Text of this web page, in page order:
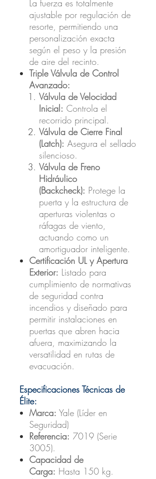
La fuerza es totalmente
ajustable por regulación de
resorte, permitiendo una
personalización exacta
según el peso y la presión
de aire del recinto.
Triple Válvula de Control
Avanzado:
Válvula de Velocidad
Inicial: Controla el
recorrido principal.
Válvula de Cierre Final
(Latch): Asegura el sellado
silencioso.
Válvula de Freno
Hidráulico
(Backcheck): Protege la
puerta y la estructura de
aperturas violentas o
ráfagas de viento,
actuando como un
amortiguador inteligente.
Certificación UL y Apertura
Exterior: Listado para
cumplimiento de normativas
de seguridad contra
incendios y diseñado para
permitir instalaciones en
puertas que abren hacia
afuera, maximizando la
versatilidad en rutas de
evacuación.
Especificaciones Técnicas de
Élite:
Marca: Yale (Líder en
Seguridad)
Referencia: 7019 (Serie
3005).
Capacidad de
Carga: Hasta 150 kg.